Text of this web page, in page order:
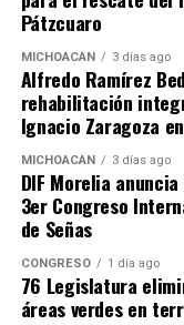
Me gusta
RELATED TOPICS:
Pátzcuaro
MICHOACÁN 3 días ago
Alfredo Ramírez
rehabilitación
Ignacio Zaragoza
MICHOACÁN 3 días ago
DIF Morelia
3er Congreso
de Señas
CONGRESO 1 día ago
76 Legislatura
áreas verdes en